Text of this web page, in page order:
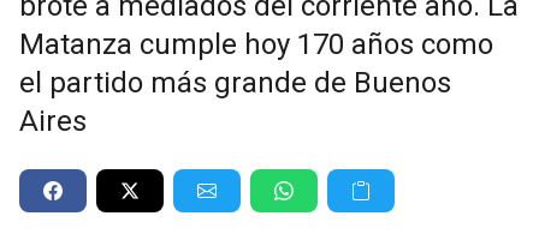
Matanza cumple hoy 170 años como
el partido más grande de Buenos
Aires